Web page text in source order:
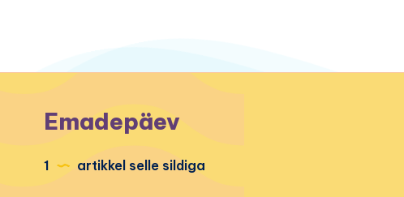
Emadepäev
1 artikkel selle sildiga